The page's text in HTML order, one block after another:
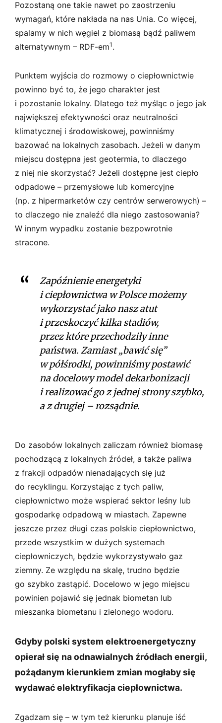
Pozostaną one takie nawet po zaostrzeniu
wymagań, które nakłada na nas Unia. Co więcej,
spalamy w nich węgiel z biomasą bądź paliwem
alternatywnym – RDF-em1 .
Punktem wyjścia do rozmowy o ciepłownictwie
powinno być to, że jego charakter jest
i pozostanie lokalny. Dlatego też myśląc o jego jak
największej efektywności oraz neutralności
klimatycznej i środowiskowej, powinniśmy
bazować na lokalnych zasobach. Jeżeli w danym
miejscu dostępna jest geotermia, to dlaczego
z niej nie skorzystać? Jeżeli dostępne jest ciepło
odpadowe – przemysłowe lub komercyjne
(np. z hipermarketów czy centrów serwerowych) –
to dlaczego nie znaleźć dla niego zastosowania?
W innym wypadku zostanie bezpowrotnie
stracone.
Zapóźnienie energetyki
i ciepłownictwa w Polsce możemy
wykorzystać jako nasz atut
i przeskoczyć kilka stadiów,
przez które przechodziły inne
państwa. Zamiast „bawić się”
w półśrodki, powinniśmy postawić
na docelowy model dekarbonizacji
i realizować go z jednej strony szybko,
a z drugiej – rozsądnie.
Do zasobów lokalnych zaliczam również biomasę
pochodzącą z lokalnych źródeł, a także paliwa
z frakcji odpadów nienadających się już
do recyklingu. Korzystając z tych paliw,
ciepłownictwo może wspierać sektor leśny lub
gospodarkę odpadową w miastach. Zapewne
jeszcze przez długi czas polskie ciepłownictwo,
przede wszystkim w dużych systemach
ciepłowniczych, będzie wykorzystywało gaz
ziemny. Ze względu na skalę, trudno będzie
go szybko zastąpić. Docelowo w jego miejscu
powinien pojawić się jednak biometan lub
mieszanka biometanu i zielonego wodoru.
Gdyby polski system elektroenergetyczny
opierał się na odnawialnych źródłach energii,
pożądanym kierunkiem zmian mogłaby się
wydawać elektryfikacja ciepłownictwa.
Zgadzam się – w tym też kierunku planuje iść